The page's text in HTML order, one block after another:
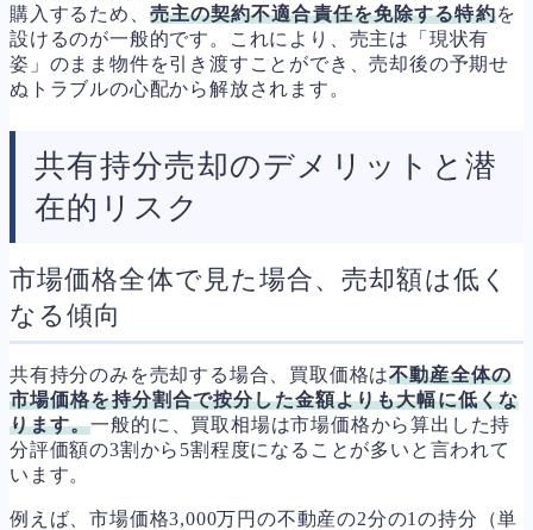
購入するため、 売主の契約不適合責任を免除する特約を
設けるのが一般的です。これにより、売主は「現状有
姿」のまま物件を引き渡すことができ、売却後の予期せ
ぬトラブルの心配から解放されます。
共有持分売却のデメリットと潜
在的リスク
市場価格全体で見た場合、売却額は低く
なる傾向
共有持分のみを売却する場合、買取価格は不動産全体の
市場価格を持分割合で按分した金額よりも大幅に低くな
ります。一般的に、買取相場は市場価格から算出した持
分評価額の3割から5割程度になることが多いと言われて
います。
例えば、市場価格3,000万円の不動産の2分の1の持分（単